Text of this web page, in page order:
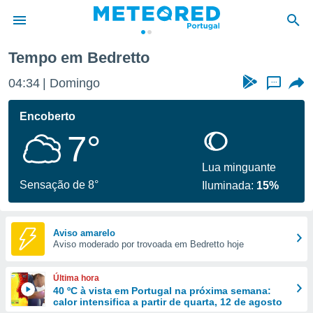
da
foi
fornecidas
a este
das
e
forma
digital
Tempo em Bedretto
04:34 Domingo ...
Encoberto
7°
Sensação de 8°
Lua minguante
Iluminada: 15%
Aviso amarelo
Aviso moderado por trovoada em Bedretto hoje
Última hora
40 ºC à vista em Portugal na próxima semana:
calor intensifica a partir de quarta, 12 de agosto